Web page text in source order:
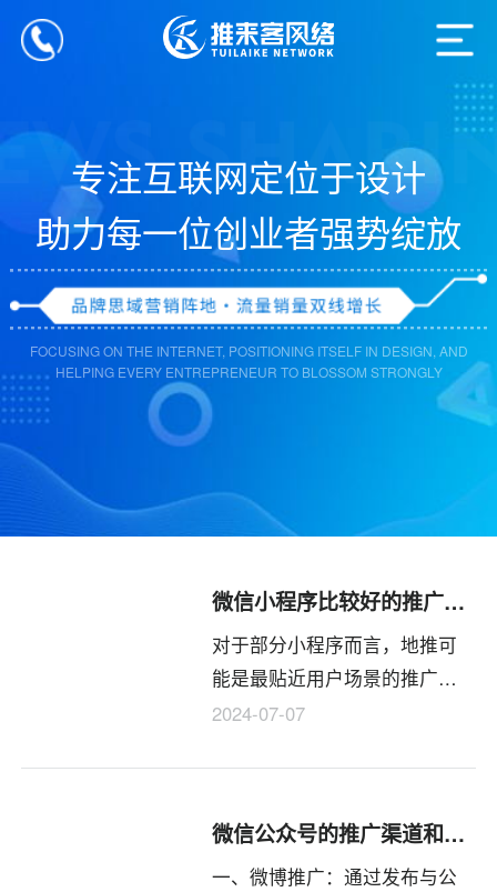
专注互联网定位于设计
助力每一位创业者强势绽放
FOCUSING ON THE INTERNET, POSITIONING ITSELF IN DESIGN, AND
HELPING EVERY ENTREPRENEUR TO BLOSSOM STRONGLY
微信小程序比较好的推广方式有哪些？
对于部分小程序而言，地推可
能是最贴近用户场景的推广方
式。线下以小程序码的方式，
诸如：餐饮、鲜花、美容、健
2024-07-07
微信公众号的推广渠道和方式有哪些？
一、微博推广：通过发布与公